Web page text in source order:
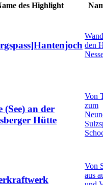
des Highlight
den
(See) an der
Hütte
Von
zum
Von
aus